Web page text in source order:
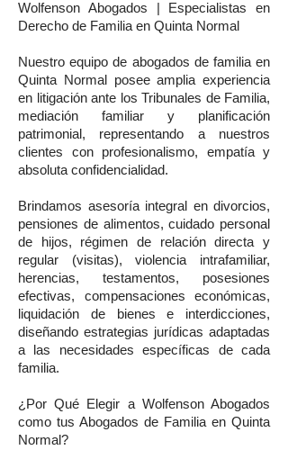
Wolfenson Abogados | Especialistas en
Derecho de Familia en Quinta Normal
Nuestro equipo de abogados de familia en
Quinta Normal posee amplia experiencia
en litigación ante los Tribunales de Familia,
mediación familiar y planificación
patrimonial, representando a nuestros
clientes con profesionalismo, empatía y
absoluta confidencialidad.
Brindamos asesoría integral en divorcios,
pensiones de alimentos, cuidado personal
de hijos, régimen de relación directa y
regular (visitas), violencia intrafamiliar,
herencias, testamentos, posesiones
efectivas, compensaciones económicas,
liquidación de bienes e interdicciones,
diseñando estrategias jurídicas adaptadas
a las necesidades específicas de cada
familia.
¿Por Qué Elegir a Wolfenson Abogados
como tus Abogados de Familia en Quinta
Normal?